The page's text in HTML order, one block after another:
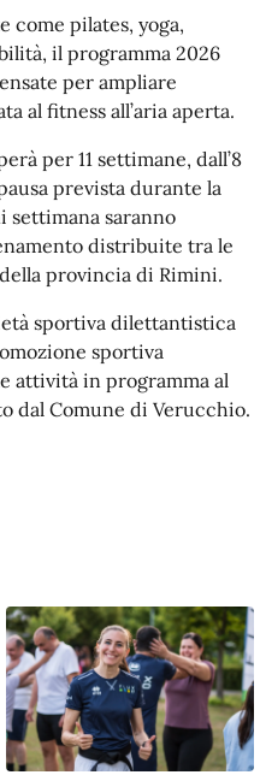
come pilates, yoga,
il programma 2026
per ampliare
al fitness all’aria aperta.
per 11 settimane, dall’8
prevista durante la
settimana saranno
distribuite tra le
provincia di Rimini.
sportiva dilettantistica
sportiva
attività in programma al
dal Comune di Verucchio.